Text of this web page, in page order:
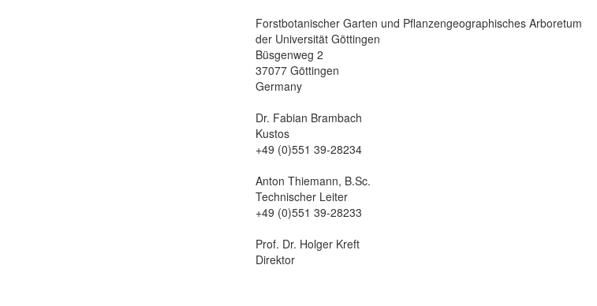
Forstbotanischer Garten und Pflanzengeographisches Arboretum
der Universität Göttingen
Büsgenweg 2
37077 Göttingen
Germany
Dr. Fabian Brambach
Kustos
+49 (0)551 39-28234
Anton Thiemann, B.Sc.
Technischer Leiter
+49 (0)551 39-28233
Prof. Dr. Holger Kreft
Direktor